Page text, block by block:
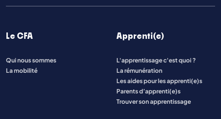
Le CFA
Qui nous sommes
La mobilité
Apprenti(e)
L'apprentissage c'est quoi ?
La rémunération
Les aides pour les apprenti(e)s
Parents d’apprenti(e)s
Trouver son apprentissage